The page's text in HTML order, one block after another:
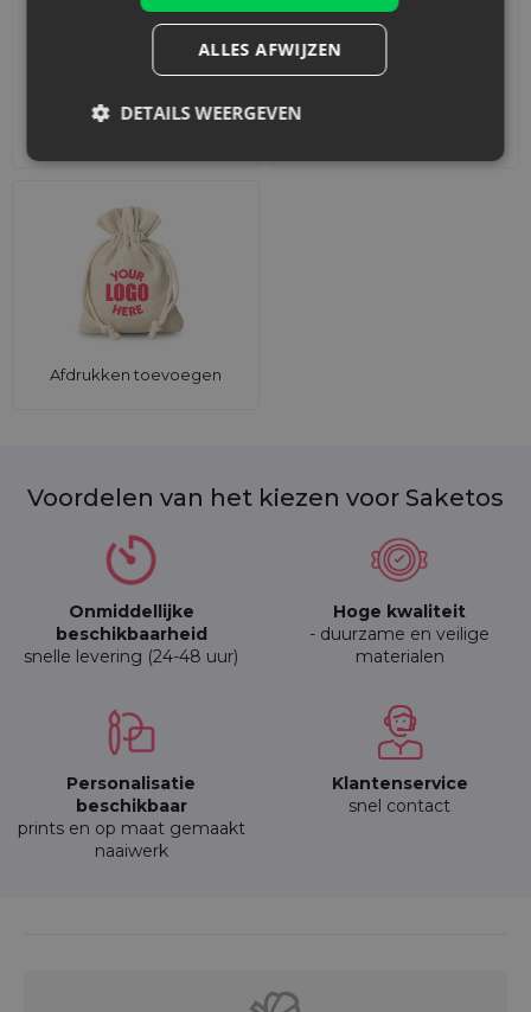
Afdrukken toevoegen
Voordelen van het kiezen voor Saketos
Onmiddellijke
beschikbaarheid
snelle levering (24-48 uur)
Hoge kwaliteit
- duurzame en veilige
materialen
Personalisatie
beschikbaar
prints en op maat gemaakt
naaiwerk
Klantenservice
snel contact
ALLES AFWIJZEN
DETAILS WEERGEVEN